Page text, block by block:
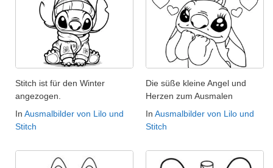
Stitch ist für den Winter
angezogen.
In Ausmalbilder von Lilo und
Stitch
Die süße kleine Angel und
Herzen zum Ausmalen
In Ausmalbilder von Lilo und
Stitch